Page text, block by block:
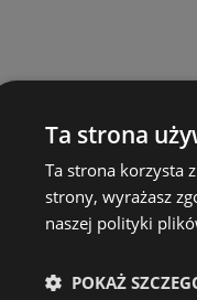
Ta strona
Ta strona korzysta
strony, wyrażasz
naszej polityki
POKAŻ